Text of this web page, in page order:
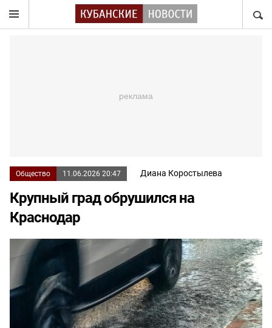
Общество 11.06.2026 20:47 Диана Коростылева
Крупный град обрушился на
Краснодар